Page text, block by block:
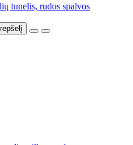
tunelis, rudos spalvos